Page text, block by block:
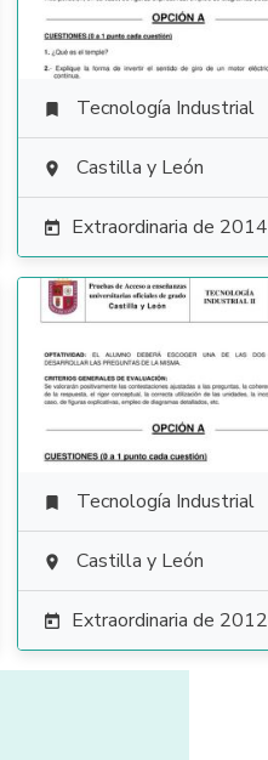
 Tecnología Industrial
 Castilla y León
 Extraordinaria de 2014
 Tecnología Industrial
 Castilla y León
 Extraordinaria de 2012